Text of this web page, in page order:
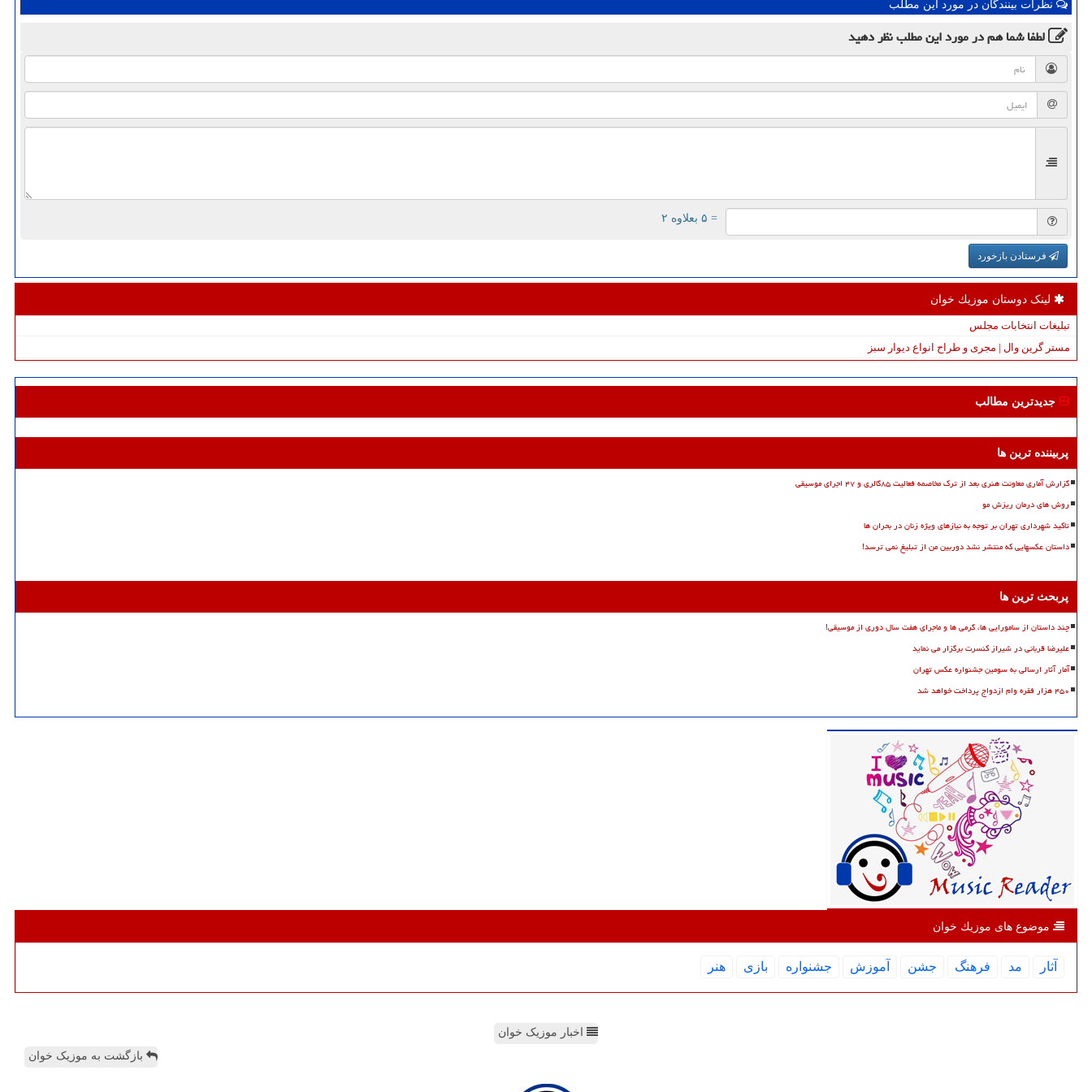
نظرات بینندگان در مورد این مطلب
لطفا شما همدر مورد این مطلبنظر دهید
= ۵ بعلاوه ۲
فرستادن بازخورد
لینک دوستان موزیك خوان
تبلیغات انتخابات مجلس
مستر گرین وال | مجری و طراح انواع دیوار سبز
جدیدترین مطالب
پربیننده ترین ها
گزارش آماری معاونت هنری بعد از ترک مخاصمه فعالیت ۸۵گالری و ۴۷ اجرای موسیقی
روش های درمان ریزش مو
تاکید شهرداری تهران بر توجه به نیازهای ویژه زنان در بحران ها
داستان عکسهایی که منتشر نشد دوربین من از تبلیغ نمی ترسد!
پربحث ترین ها
چند داستان از سامورایی ها، گرمی ها و ماجرای هفت سال دوری از موسیقی!
علیرضا قربانی در شیراز کنسرت برگزار می نماید
آمار آثار ارسالی به سومین جشنواره عکس تهران
۴۵۰ هزار فقره وام ازدواج پرداخت خواهد شد
موضوع های موزیك خوان
آثار مد فرهنگ جشن آموزش جشنواره بازی هنر
اخبار موزیک خوان
بازگشت به موزیک خوان